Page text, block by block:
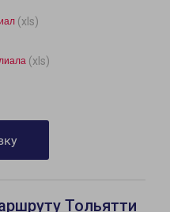
(xls)
(xls)
Тольятти